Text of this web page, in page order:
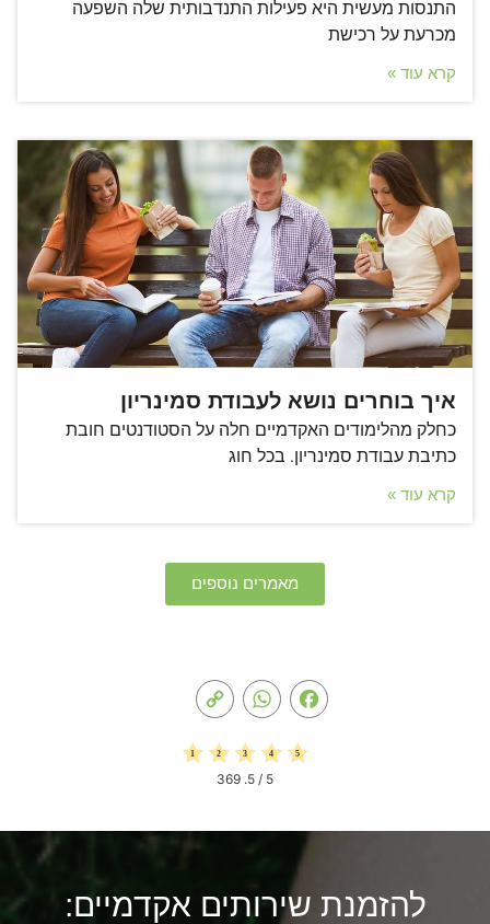
התנסות מעשית היא פעילות התנדבותית שלה השפעה
מכרעת על רכישת
קרא עוד »
איך בוחרים נושא לעבודת סמינריון
כחלק מהלימודים האקדמיים חלה על הסטודנטים חובת
כתיבת עבודת סמינריון. בכל חוג
קרא עוד »
מאמרים נוספים
Facebook
WhatsApp
5
/ 5.
369
להזמנת שירותים אקדמיים: